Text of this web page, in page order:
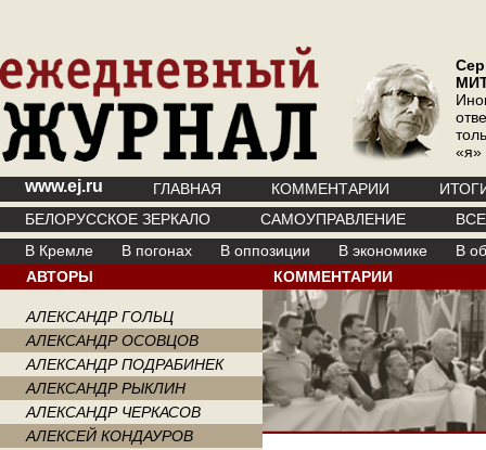
«я»
www.ej.ru ГЛАВНАЯ КОММЕНТАРИИ
БЕЛОРУССКОЕ ЗЕРКАЛО
САМОУПРАВЛЕНИЕ
В Кремле
В погонах В оппозиции В экономике
В
АВТОРЫ
АЛЕКСАНДР ГОЛЬЦ
АЛЕКСАНДР ОСОВЦОВ
АЛЕКСАНДР ПОДРАБИНЕК
АЛЕКСАНДР РЫКЛИН
АЛЕКСАНДР ЧЕРКАСОВ
АЛЕКСЕЙ КОНДАУРОВ
КОММЕНТАРИИ